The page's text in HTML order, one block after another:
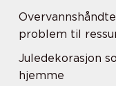
problem til
Juledekorasjon
hjemme